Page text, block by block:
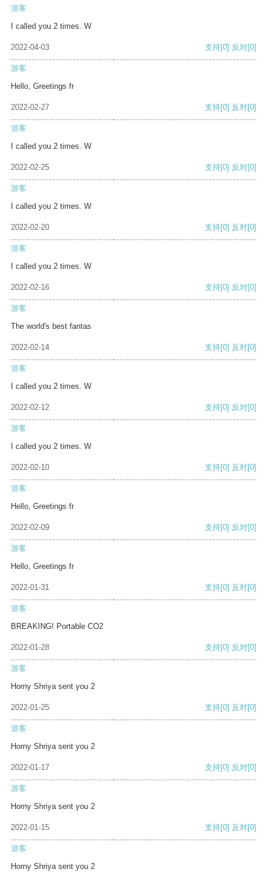
游客
I called you 2 times. W
2022-04-03 支持[0] 反对[0]
游客
Hello, Greetings fr
2022-02-27 支持[0] 反对[0]
游客
I called you 2 times. W
2022-02-25 支持[0] 反对[0]
游客
I called you 2 times. W
2022-02-20 支持[0] 反对[0]
游客
I called you 2 times. W
2022-02-16 支持[0] 反对[0]
游客
The world's best fantas
2022-02-14 支持[0] 反对[0]
游客
I called you 2 times. W
2022-02-12 支持[0] 反对[0]
游客
I called you 2 times. W
2022-02-10 支持[0] 反对[0]
游客
Hello, Greetings fr
2022-02-09 支持[0] 反对[0]
游客
Hello, Greetings fr
2022-01-31 支持[0] 反对[0]
游客
BREAKING! Portable CO2
2022-01-28 支持[0] 反对[0]
游客
Horny Shriya sent you 2
2022-01-25 支持[0] 反对[0]
游客
Horny Shriya sent you 2
2022-01-17 支持[0] 反对[0]
游客
Horny Shriya sent you 2
2022-01-15 支持[0] 反对[0]
游客
Horny Shriya sent you 2